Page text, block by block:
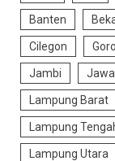
Banten
Cilegon
Jambi
Lampung Barat
Lampung
Lampung Utara